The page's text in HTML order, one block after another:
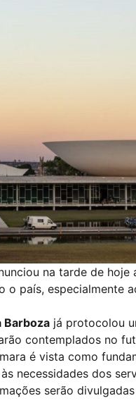
na tarde de hoje
país, especialmente
Barboza já protocolou
contemplados no
é vista como
necessidades dos
serão